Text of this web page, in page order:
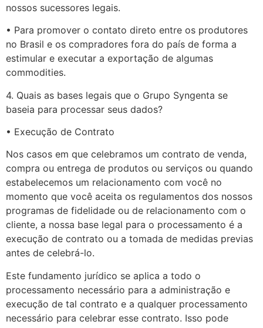
nossos sucessores legais.
• Para promover o contato direto entre os produtores
no Brasil e os compradores fora do país de forma a
estimular e executar a exportação de algumas
commodities.
4. Quais as bases legais que o Grupo Syngenta se
baseia para processar seus dados?
• Execução de Contrato
Nos casos em que celebramos um contrato de venda,
compra ou entrega de produtos ou serviços ou quando
estabelecemos um relacionamento com você no
momento que você aceita os regulamentos dos nossos
programas de fidelidade ou de relacionamento com o
cliente, a nossa base legal para o processamento é a
execução de contrato ou a tomada de medidas previas
antes de celebrá-lo.
Este fundamento jurídico se aplica a todo o
processamento necessário para a administração e
execução de tal contrato e a qualquer processamento
necessário para celebrar esse contrato. Isso pode